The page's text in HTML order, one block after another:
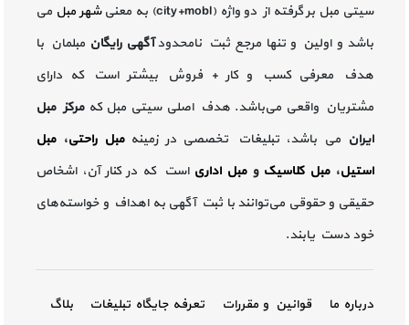
سیتی مبل بر گرفته از دو واژه (city+mobl) به معنی شهر مبل می
باشد و اولین و تنها مرجع ثبت نامحدودآگهی رایگان مبلمان با
هدف معرفی کسب و کار + فروش بیشتر است که دارای
مشتریان واقعی می‌باشد. هدف اصلی سیتی مبل کهمرکز مبل
ایران می باشد، تبلیغات تخصصی در زمینه مبل راحتی،مبل
استیل،مبل کلاسیک ومبل اداری است که در کنار آن، اشخاص
حقیقی و حقوقی می‌توانند با ثبت آگهی به اهداف و خواسته‌های
خود دست یابند.
درباره ما قوانین و مقررات تعرفه جایگاه تبلیغات
بلاگ